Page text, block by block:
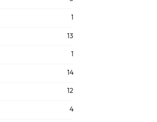
1
13
1
14
12
4